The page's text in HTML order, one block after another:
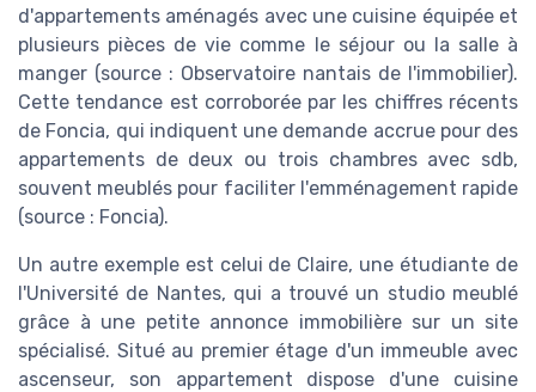
d'appartements aménagés avec une cuisine équipée et
plusieurs pièces de vie comme le séjour ou la salle à
manger (source : Observatoire nantais de l'immobilier).
Cette tendance est corroborée par les chiffres récents
de Foncia, qui indiquent une demande accrue pour des
appartements de deux ou trois chambres avec sdb,
souvent meublés pour faciliter l'emménagement rapide
(source : Foncia).
Un autre exemple est celui de Claire, une étudiante de
l'Université de Nantes, qui a trouvé un studio meublé
grâce à une petite annonce immobilière sur un site
spécialisé. Situé au premier étage d'un immeuble avec
ascenseur, son appartement dispose d'une cuisine